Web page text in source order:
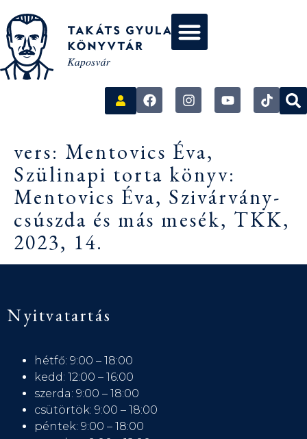
vers: Mentovics Éva,
Szülinapi torta könyv:
Mentovics Éva, Szivárvány-
csúszda és más mesék, TKK,
2023, 14.
Nyitvatartás
hétfő: 9:00 – 18:00
kedd: 12:00 – 16:00
szerda: 9:00 – 18:00
csütörtök: 9:00 – 18:00
péntek: 9:00 – 18:00